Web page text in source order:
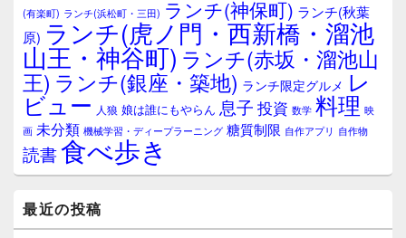
(有楽町) ランチ(浜松町・三田) ランチ(神保町) ランチ(秋葉
原) ランチ(虎ノ門・西新橋・溜池
山王・神谷町) ランチ(赤坂・溜池山
王) ランチ(銀座・築地) ランチ限定グルメ レ
ビュー 人狼 娘は誰にもやらん 息子 投資 数学 料理 映
画 未分類 機械学習・ディープラーニング 糖質制限 自作アプリ 自作物
読書食べ歩き
最近の投稿